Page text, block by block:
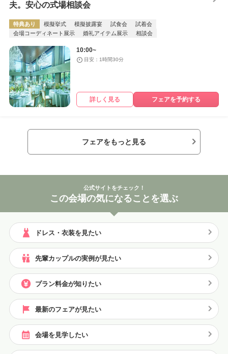
夫。安心の式場相談会
特典あり 模擬挙式 模擬披露宴 試食会
試着会
会場コーディネート展示
婚礼アイテム展示 相談会
10:00~
目安：1時間30分
詳しく見る フェアを予約する
フェアをもっと見る
公式サイトをチェック！
この会場の気になることを選ぶ
ドレス・衣装を見たい
先輩カップルの実例が見たい
プラン料金が知りたい
最新のフェアが見たい
会場を見学したい